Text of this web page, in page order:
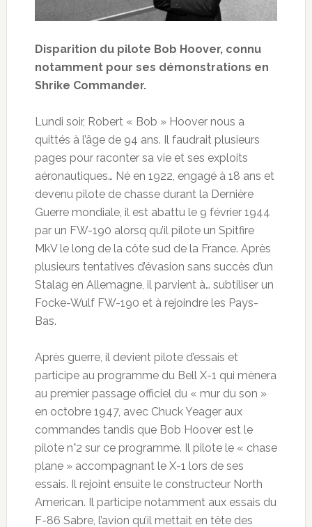
Disparition du pilote Bob Hoover, connu
notamment pour ses démonstrations en
Shrike Commander.
Lundi soir, Robert « Bob » Hoover nous a
quittés à l’âge de 94 ans. Il faudrait plusieurs
pages pour raconter sa vie et ses exploits
aéronautiques… Né en 1922, engagé à 18 ans et
devenu pilote de chasse durant la Dernière
Guerre mondiale, il est abattu le 9 février 1944
par un FW-190 alorsq qu’il pilote un Spitfire
MkV le long de la côte sud de la France. Après
plusieurs tentatives d’évasion sans succès d’un
Stalag en Allemagne, il parvient à… subtiliser un
Focke-Wulf FW-190 et à rejoindre les Pays-
Bas.
Après guerre, il devient pilote d’essais et
participe au programme du Bell X-1 qui mènera
au premier passage officiel du « mur du son »
en octobre 1947, avec Chuck Yeager aux
commandes tandis que Bob Hoover est le
pilote n°2 sur ce programme. Il pilote le « chase
plane » accompagnant le X-1 lors de ses
essais. Il rejoint ensuite le constructeur North
American. Il participe notamment aux essais du
F-86 Sabre, l’avion qu’il mettait en tête des